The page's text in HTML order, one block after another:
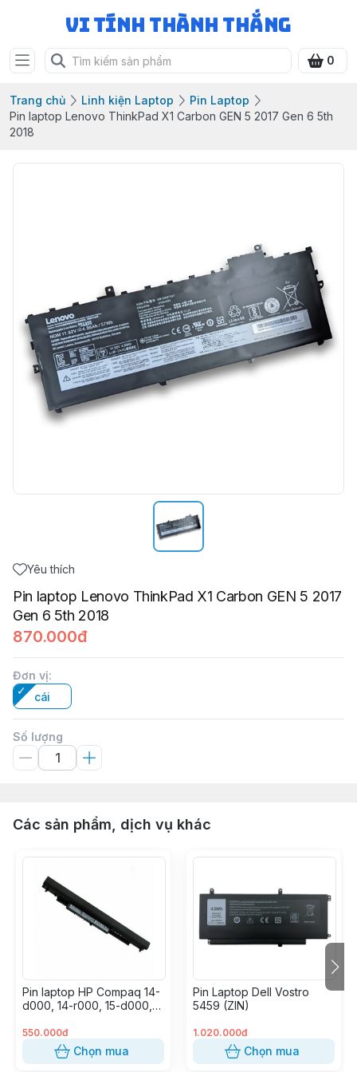
Vi Tính Thành Thắng
0
Trang chủ Linh kiện Laptop
Pin Laptop
Pin laptop Lenovo ThinkPad X1 Carbon GEN 5 2017 Gen 6 5th
2018
Yêu thích
Pin laptop Lenovo ThinkPad X1 Carbon GEN 5 2017
Gen 6 5th 2018
870.000đ
Đơn vị:
cái
Số lượng
Các sản phẩm, dịch vụ khác
Pin laptop HP Compaq 14-
d000, 14-r000, 15-d000,
r000, 15-s000, CQ14,
CQ15, Probook 240 G2,
OA03 (OA04) (OEM)
550.000đ
Chọn mua
Pin Laptop Dell Vostro
5459 (ZIN)
1.020.000đ
Chọn mua